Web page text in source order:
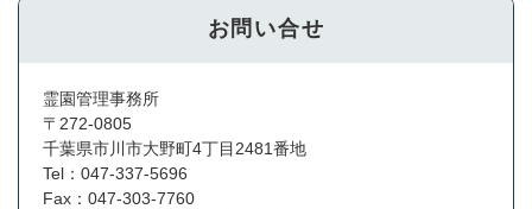
お問い合せ
霊園管理事務所
〒272-0805
千葉県市川市大野町4丁目2481番地
Tel：047-337-5696
Fax：047-303-7760